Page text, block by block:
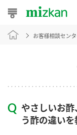
おうちレシピ
レシピ特集
レシピカテゴリ一覧
お客様相談セン
やさしいお
う酢の違い